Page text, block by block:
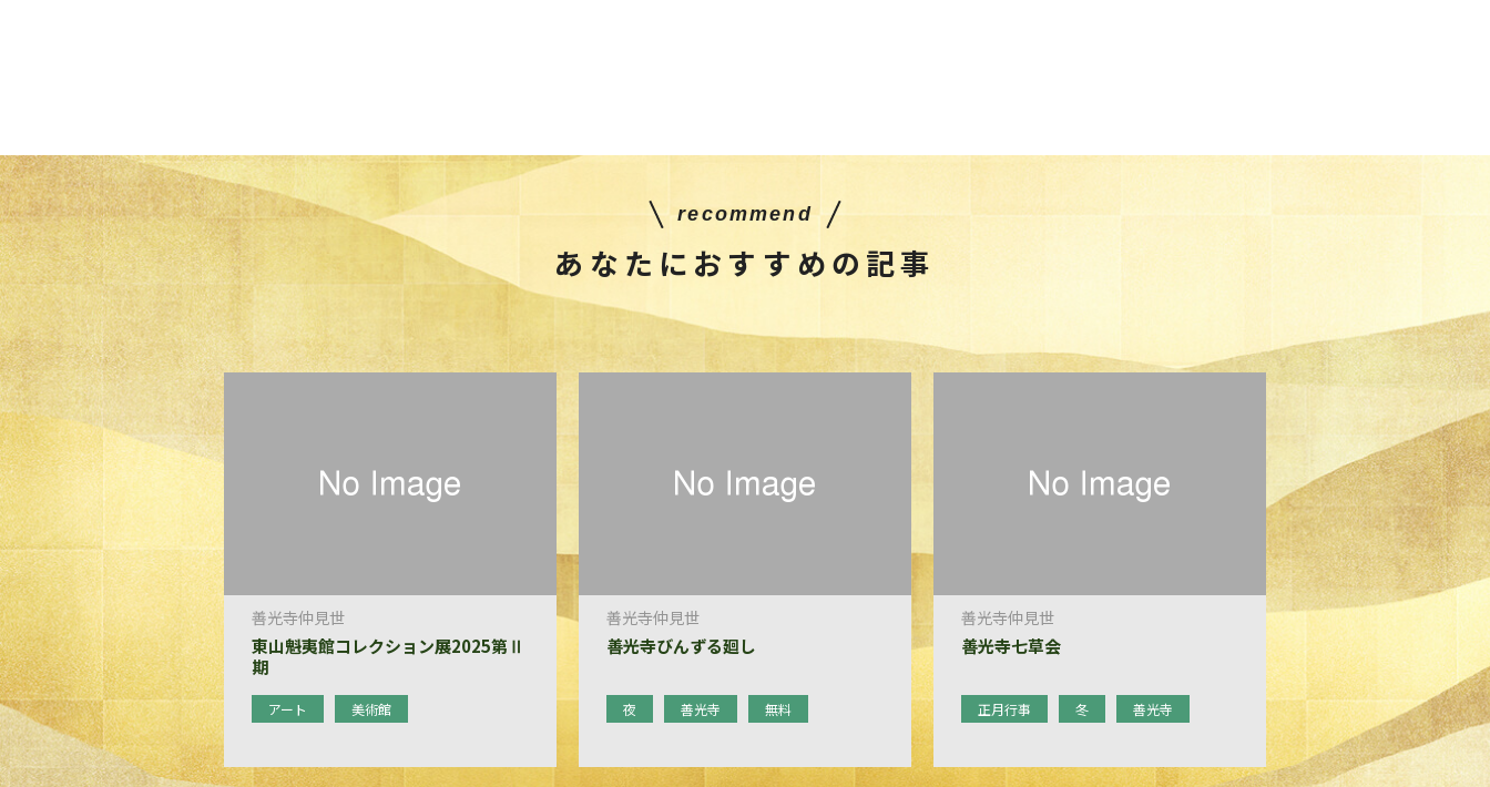
recommend
あなたにおすすめの記事
善光寺仲見世
東山魁夷館コレクション展2025第Ⅱ
期
アート 美術館
善光寺仲見世
善光寺びんずる廻し
夜 善光寺 無料
善光寺仲見世
善光寺七草会
正月行事 冬 善光寺